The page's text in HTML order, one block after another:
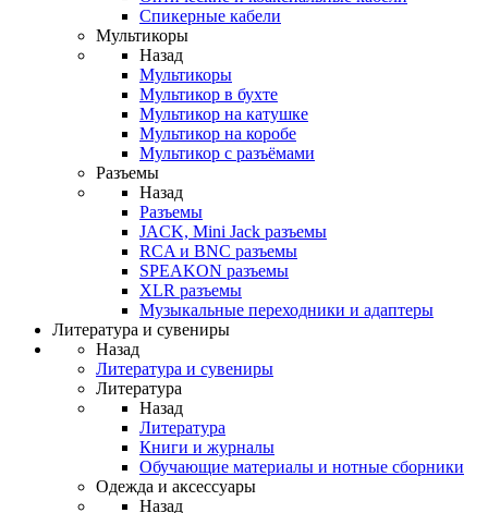
Спикерные кабели
Мультикоры
Назад
Мультикоры
Мультикор в бухте
Мультикор на катушке
Мультикор на коробе
Мультикор с разъёмами
Разъемы
Назад
Разъемы
JACK, Mini Jack разъемы
RCA и BNC разъемы
SPEAKON разъемы
XLR разъемы
Музыкальные переходники и адаптеры
Литература и сувениры
Назад
Литература и сувениры
Литература
Назад
Литература
Книги и журналы
Обучающие материалы и нотные сборники
Одежда и аксессуары
Назад